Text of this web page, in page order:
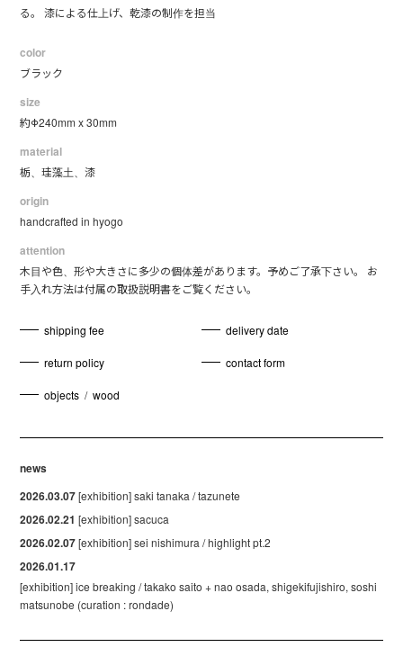
る。 漆による仕上げ、乾漆の制作を担当
color
ブラック
size
約Φ240mm x 30mm
material
栃、珪藻土、漆
origin
handcrafted in hyogo
attention
木目や色、形や大きさに多少の個体差があります。予めご了承下さい。 お
手入れ方法は付属の取扱説明書をご覧ください。
shipping fee delivery date
return policy contact form
objects / wood
news
2026.03.07[exhibition] saki tanaka / tazunete
2026.02.21 [exhibition] sacuca
2026.02.07[exhibition] sei nishimura / highlight pt.2
2026.01.17
[exhibition] ice breaking / takako saito + nao osada, shigekifujishiro, soshi
matsunobe (curation : rondade)